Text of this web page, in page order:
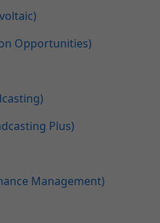
Opportunities)
Plus)
Management)